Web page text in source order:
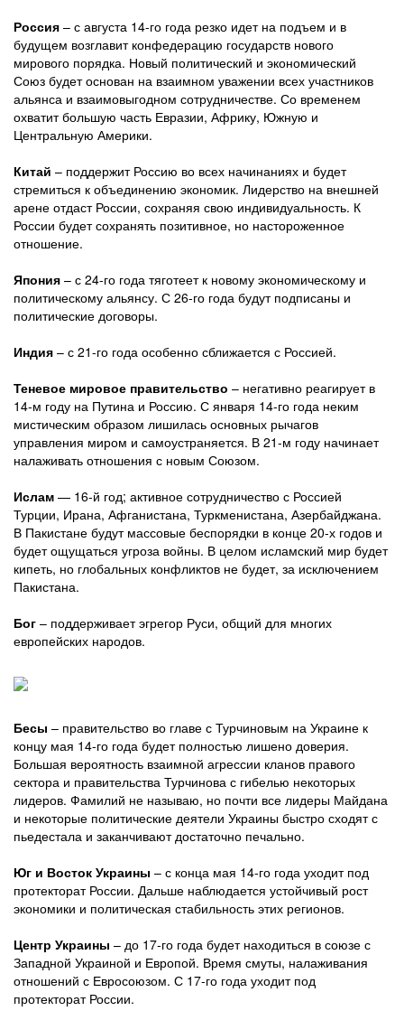
Россия – с августа 14-го года резко идет на подъем и в
будущем возглавит конфедерацию государств нового
мирового порядка. Новый политический и экономический
Союз будет основан на взаимном уважении всех участников
альянса и взаимовыгодном сотрудничестве. Со временем
охватит большую часть Евразии, Африку, Южную и
Центральную Америки.
Китай – поддержит Россию во всех начинаниях и будет
стремиться к объединению экономик. Лидерство на внешней
арене отдаст России, сохраняя свою индивидуальность. К
России будет сохранять позитивное, но настороженное
отношение.
Япония – с 24-го года тяготеет к новому экономическому и
политическому альянсу. С 26-го года будут подписаны и
политические договоры.
Индия – с 21-го года особенно сближается с Россией.
Теневое мировое правительство – негативно реагирует в
14-м году на Путина и Россию. С января 14-го года неким
мистическим образом лишилась основных рычагов
управления миром и самоустраняется. В 21-м году начинает
налаживать отношения с новым Союзом.
Ислам — 16-й год; активное сотрудничество с Россией
Турции, Ирана, Афганистана, Туркменистана, Азербайджана.
В Пакистане будут массовые беспорядки в конце 20-х годов и
будет ощущаться угроза войны. В целом исламский мир будет
кипеть, но глобальных конфликтов не будет, за исключением
Пакистана.
Бог – поддерживает эгрегор Руси, общий для многих
европейских народов.
Бесы – правительство во главе с Турчиновым на Украине к
концу мая 14-го года будет полностью лишено доверия.
Большая вероятность взаимной агрессии кланов правого
сектора и правительства Турчинова с гибелью некоторых
лидеров. Фамилий не называю, но почти все лидеры Майдана
и некоторые политические деятели Украины быстро сходят с
пьедестала и заканчивают достаточно печально.
Юг и Восток Украины – с конца мая 14-го года уходит под
протекторат России. Дальше наблюдается устойчивый рост
экономики и политическая стабильность этих регионов.
Центр Украины – до 17-го года будет находиться в союзе с
Западной Украиной и Европой. Время смуты, налаживания
отношений с Евросоюзом. С 17-го года уходит под
протекторат России.